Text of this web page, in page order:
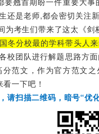
还是老师,都会密切关注
为考生们带来了这太《
冬分校最的学科带头人
校团队进行解题思路方
范文，作为官方范文
一下吧！
请扫描二维码，暗号“优